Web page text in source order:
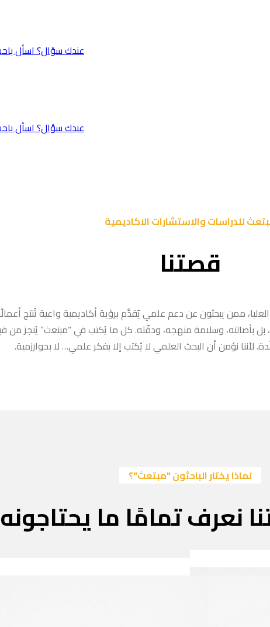
عندك سؤال؟ اسأل
عندك سؤال؟ اسأل
للدراسات والاستشارات الاكاديمية
قصتنا
ممن يبحثون عن دعم علمي يُقدَّم برؤية أكاديمية واعية تُنتج
بل بأصالته، وسلامة منهجه، ودقّته. كل ما يُكتب في “مبتعث” يُنجز
نؤمن أن البحث العلمي لا يُكتب إلا بفكر علمي… لا بخوارزمية.
لماذا يختار الباحثون "مبتعث"؟
نعرف تمامًا ما